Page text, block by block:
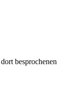
besprochenen